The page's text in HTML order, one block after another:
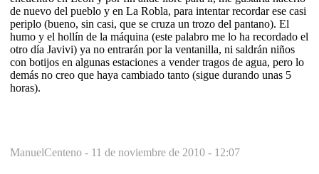
de nuevo del pueblo y en La Robla, para intentar recordar ese casi
periplo (bueno, sin casi, que se cruza un trozo del pantano). El
humo y el hollín de la máquina (este palabro me lo ha recordado el
otro día Javivi) ya no entrarán por la ventanilla, ni saldrán niños
con botijos en algunas estaciones a vender tragos de agua, pero lo
demás no creo que haya cambiado tanto (sigue durando unas 5
horas).
ManuelCenteno - 11 de noviembre de 2010 - 12:07